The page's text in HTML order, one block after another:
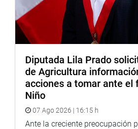
Diputada Lila Prado
de Agricultura
acciones a tomar ante el
Niño
07 Ago 2026 | 16:15 h
Ante la creciente preocupación